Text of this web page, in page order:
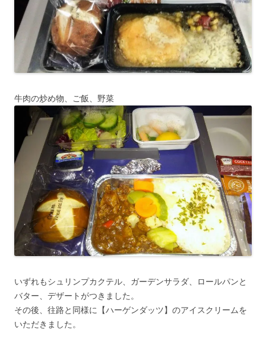
牛肉の炒め物、ご飯、野菜
いずれもシュリンプカクテル、ガーデンサラダ、ロールパンと
バター、デザートがつきました。
その後、往路と同様に【ハーゲンダッツ】のアイスクリームを
いただきました。